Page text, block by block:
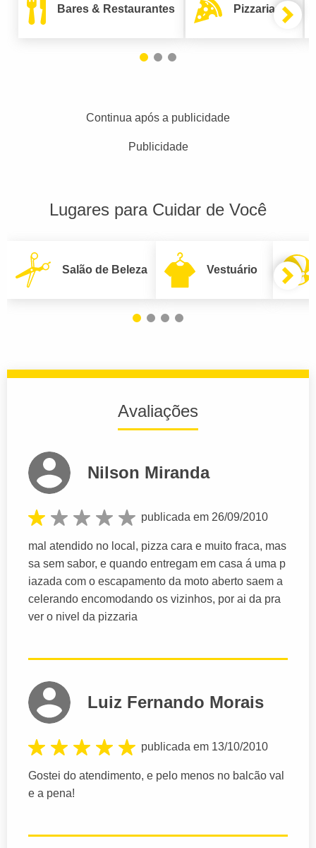
Bares & Restaurantes Pizzarias
Continua após a publicidade
Publicidade
Lugares para Cuidar de Você
Salão de Beleza Vestuário
Avaliações
Nilson Miranda
publicada em 26/09/2010
mal atendido no local, pizza cara e muito fraca, mas
sa sem sabor, e quando entregam em casa á uma p
iazada com o escapamento da moto aberto saem a
celerando encomodando os vizinhos, por ai da pra
ver o nivel da pizzaria
Luiz Fernando Morais
publicada em 13/10/2010
Gostei do atendimento, e pelo menos no balcão val
e a pena!